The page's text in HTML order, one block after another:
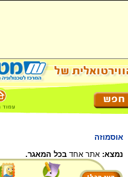
אוסמוזה
נמצא: אתר אחד בכל המאגר.